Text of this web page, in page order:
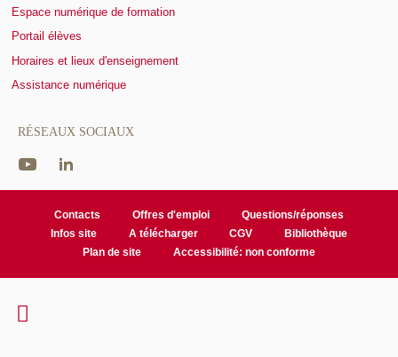
Espace numérique de formation
Portail élèves
Horaires et lieux d'enseignement
Assistance numérique
RÉSEAUX SOCIAUX
Contacts Offres d'emploi
Questions/réponses
Infos site
A télécharger CGV
Bibliothèque
Plan de site
Accessibilité: non conforme